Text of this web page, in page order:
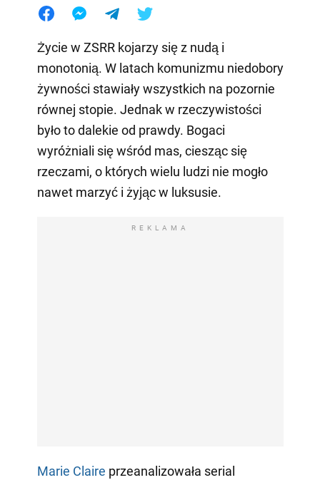
Życie w ZSRR kojarzy się z nudą i
monotonią. W latach komunizmu niedobory
żywności stawiały wszystkich na pozornie
równej stopie. Jednak w rzeczywistości
było to dalekie od prawdy. Bogaci
wyróżniali się wśród mas, ciesząc się
rzeczami, o których wielu ludzi nie mogło
nawet marzyć i żyjąc w luksusie.
REKLAMA
Marie Claire przeanalizowała serial